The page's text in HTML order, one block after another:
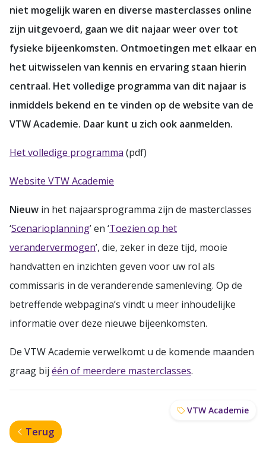
niet mogelijk waren en diverse masterclasses online
zijn uitgevoerd, gaan we dit najaar weer over tot
fysieke bijeenkomsten. Ontmoetingen met elkaar en
het uitwisselen van kennis en ervaring staan hierin
centraal. Het volledige programma van dit najaar is
inmiddels bekend en te vinden op de website van de
VTW Academie. Daar kunt u zich ook aanmelden.
Het volledige programma (pdf)
Website VTW Academie
Nieuw in het najaarsprogramma zijn de masterclasses
‘Scenarioplanning’ en ‘Toezien op het
verandervermogen’, die, zeker in deze tijd, mooie
handvatten en inzichten geven voor uw rol als
commissaris in de veranderende samenleving. Op de
betreffende webpagina’s vindt u meer inhoudelijke
informatie over deze nieuwe bijeenkomsten.
De VTW Academie verwelkomt u de komende maanden
graag bij één of meerdere masterclasses.
VTW Academie
Terug